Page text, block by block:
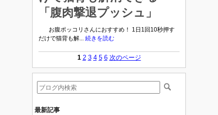
「腹肉撃退プッシュ」
お腹ポッコリさんにおすすめ！ 1日1回10秒押す
だけで猫背も解... 続きを読む
1 2 3 4 5 6 次のページ
最新記事